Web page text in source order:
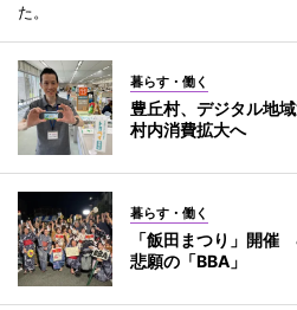
た。
暮らす・働く
豊丘村、デジタル地
村内消費拡大へ
暮らす・働く
「飯田まつり」開
悲願の「BBA」